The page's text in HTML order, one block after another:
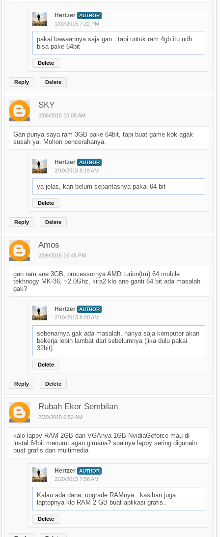
Hertzer AUTHOR
1/02/2015 7:22 PM
pakai bawaannya saja gan.. tapi untuk ram 4gb itu udh
bisa pake 64bit
Delete
Reply Delete
SKY
2/06/2015 10:05 AM
Gan punya saya ram 3GB pake 64bit, tapi buat game kok agak
susah ya. Mohon pencerahanya.
Hertzer AUTHOR
2/10/2015 8:19 AM
ya jelas, kan belum sepantasnya pakai 64 bit
Delete
Reply Delete
Amos
2/09/2015 10:45 PM
gan ram ane 3GB, processornya AMD turion(tm) 64 mobile
tekhnogy MK-36, ~2.0Ghz, kira2 klo ane ganti 64 bit ada masalah
gak?
Hertzer AUTHOR
2/10/2015 8:20 AM
sebenarnya gak ada masalah, hanya saja komputer akan
bekerja lebih lambat dari sebelumnya (jika dulu pakai
32bit)
Delete
Reply Delete
Rubah Ekor Sembilan
2/20/2015 6:52 AM
kalo lappy RAM 2GB dan VGAnya 1GB NvidiaGeforce mau di
instal 64bit menurut agan gimana? soalnya lappy sering digunain
buat grafis dan multimedia
Hertzer AUTHOR
2/20/2015 7:58 AM
Kalau ada dana, upgrade RAMnya.. kasihan juga
laptopnya klo RAM 2 GB buat aplikasi grafis..
Delete